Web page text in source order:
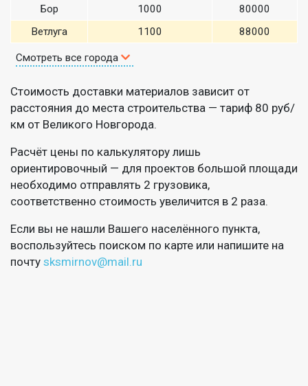
Бор
1000
80000
Ветлуга
1100 88000
Смотреть все города
Стоимость доставки материалов зависит от
расстояния до места строительства — тариф 80 руб/
км от Великого Новгорода.
Расчёт цены по калькулятору лишь
ориентировочный — для проектов большой площади
необходимо отправлять 2 грузовика,
соответственно стоимость увеличится в 2 раза.
Если вы не нашли Вашего населённого пункта,
воспользуйтесь поиском по карте или напишите на
почту sksmirnov@mail.ru